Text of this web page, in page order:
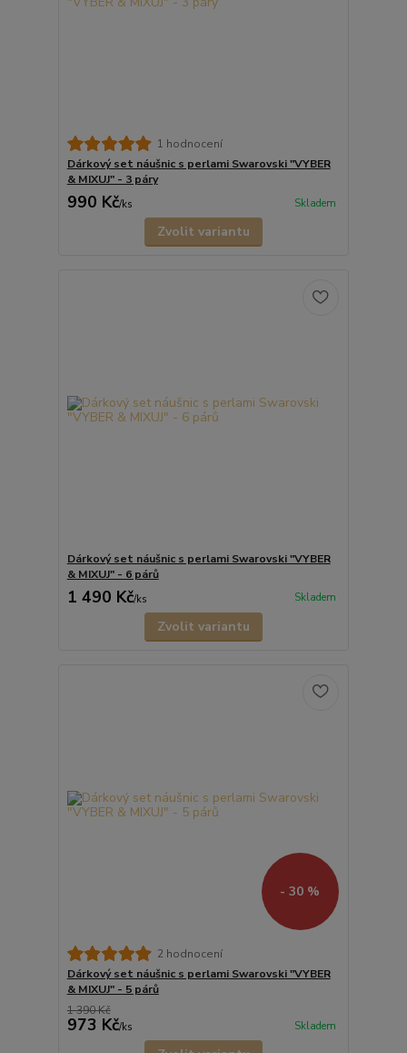
1 hodnocení
Dárkový set náušnic s perlami Swarovski "VYBER
& MIXUJ" - 3 páry
990 Kč/ks Skladem
Zvolit variantu
Dárkový set náušnic s perlami Swarovski "VYBER
& MIXUJ" - 6 párů
1 490 Kč/ks Skladem
Zvolit variantu
- 30 %
2 hodnocení
Dárkový set náušnic s perlami Swarovski "VYBER
& MIXUJ" - 5 párů
1 390 Kč
973 Kč/ks Skladem